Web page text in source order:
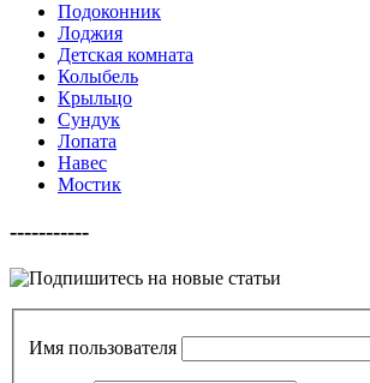
Подоконник
Лоджия
Детская комната
Колыбель
Крыльцо
Сундук
Лопата
Навес
Мостик
-----------
Имя пользователя